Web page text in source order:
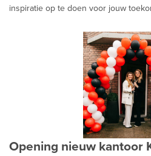
inspiratie op te doen voor jouw
en volop mogelijkheden. Kom langs,
jouw droomhuis ertussen zit!
Opening nieuw kantoor